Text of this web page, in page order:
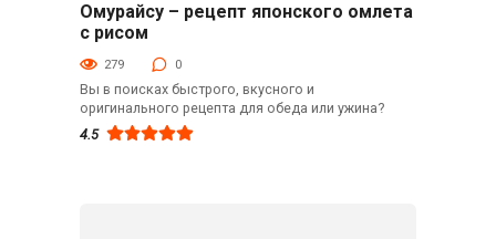
Кулинарные советы
Омурайсу – рецепт японского омлета
с рисом
279 0
Вы в поисках быстрого, вкусного и
оригинального рецепта для обеда или ужина?
4.5